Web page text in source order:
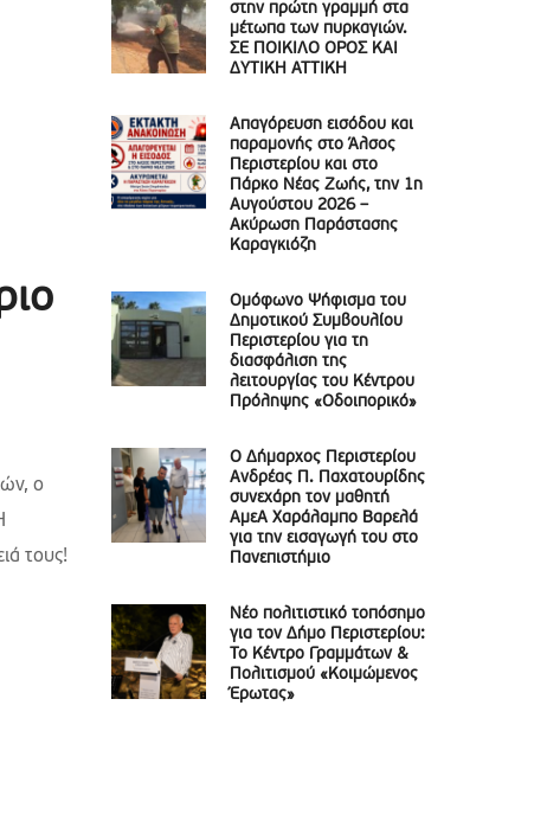
ο
τους!
στην πρώτη γραμμή στα
μέτωπα των πυρκαγιών.
ΣΕ ΠΟΙΚΙΛΟ ΟΡΟΣ ΚΑΙ
ΔΥΤΙΚΗ ΑΤΤΙΚΗ
Απαγόρευση εισόδου και
παραμονής στο Άλσος
Περιστερίου και στο
Πάρκο Νέας Ζωής, την 1η
Αυγούστου 2026 –
Ακύρωση Παράστασης
Καραγκιόζη
Ομόφωνο Ψήφισμα του
Δημοτικού Συμβουλίου
Περιστερίου για τη
διασφάλιση της
λειτουργίας του Κέντρου
Πρόληψης «Οδοιπορικό»
Ο Δήμαρχος Περιστερίου
Ανδρέας Π. Παχατουρίδης
συνεχάρη τον μαθητή
ΑμεΑ Χαράλαμπο Βαρελά
για την εισαγωγή του στο
Πανεπιστήμιο
Νέο πολιτιστικό τοπόσημο
για τον Δήμο Περιστερίου:
Το Κέντρο Γραμμάτων &
Πολιτισμού «Κοιμώμενος
Έρωτας»